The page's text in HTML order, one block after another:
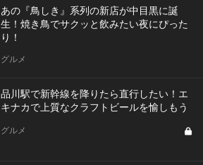
あの『鳥しき』系列の新店が中目黒に誕
生！焼き鳥でサクッと飲みたい夜にぴった
り！
グルメ
品川駅で新幹線を降りたら直行したい！エ
キナカで上質なクラフトビールを愉しもう
グルメ